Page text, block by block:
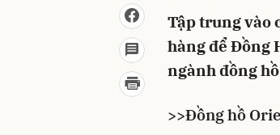
Tập trung vào
hàng để Đồng
ngành đồng
>>Đồng hồ